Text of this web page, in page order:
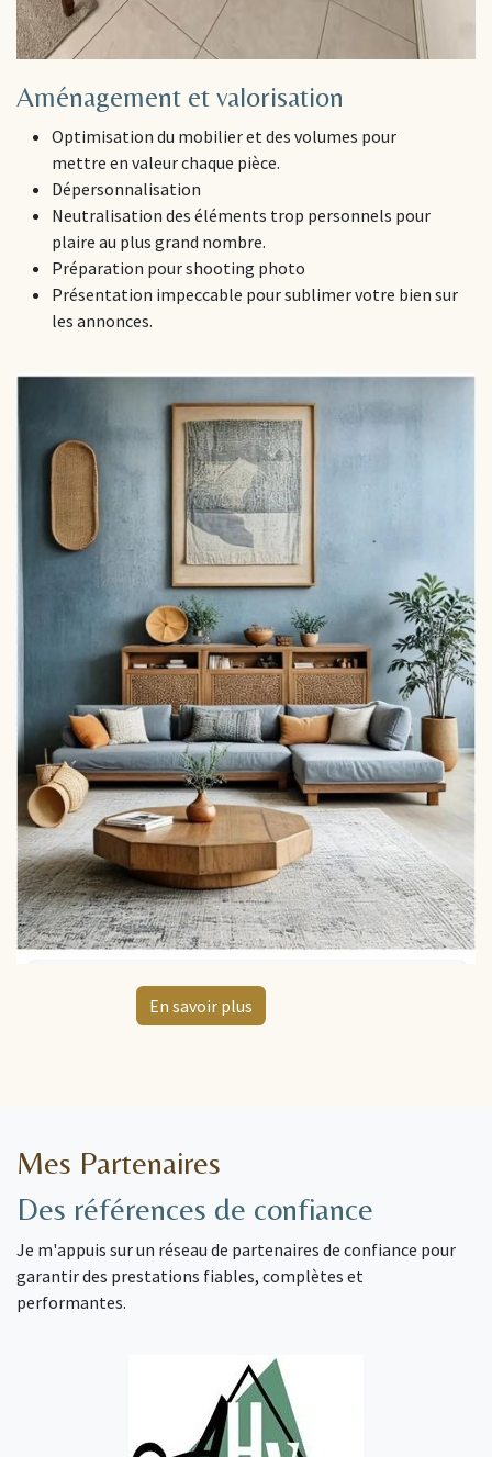
En savoir plus
Aménagement et valorisation
Optimisation du mobilier et des volumes pour
mettre en valeur chaque pièce.
Dépersonnalisation
Neutralisation des éléments trop personnels pour
plaire au plus grand nombre.
Préparation pour shooting photo
Présentation impeccable pour sublimer votre bien sur
les annonces.
Mes Partenaires
Des références de confiance
Je m'appuis sur un réseau de partenaires de confiance pour
garantir des prestations fiables, complètes et
performantes.